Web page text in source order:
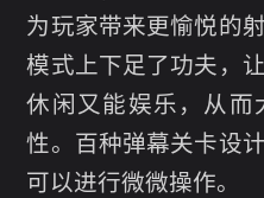
为玩家带来更愉悦的
模式上下足了功夫，
休闲又能娱乐，从而
性。百种弹幕关卡设
可以进行微微操作。